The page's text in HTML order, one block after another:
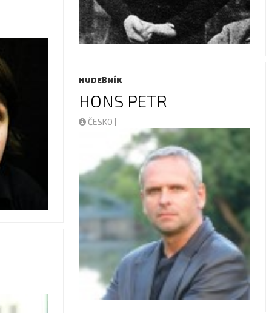
HUDEBNÍK
HONS PETR
ČESKO |